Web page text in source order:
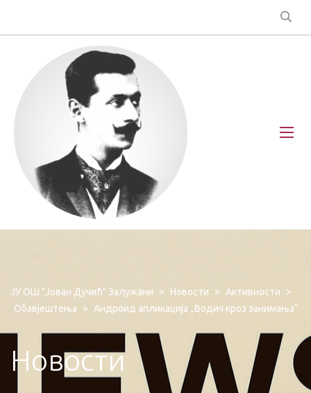
ЈУ ОШ "Јован Дучић" Залужани > Новости > Активности
>
Обавјештења
> Андроид апликација „Водич кроз занимања“
Новости